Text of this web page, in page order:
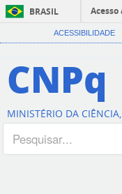
BRASIL
ACESSIBILIDADE
CNPq
MINISTÉRIO DA